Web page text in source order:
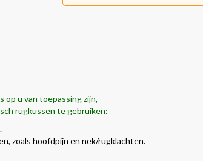
op u van toepassing zijn,
rugkussen te gebruiken:
zoals hoofdpijn en nek/rugklachten.